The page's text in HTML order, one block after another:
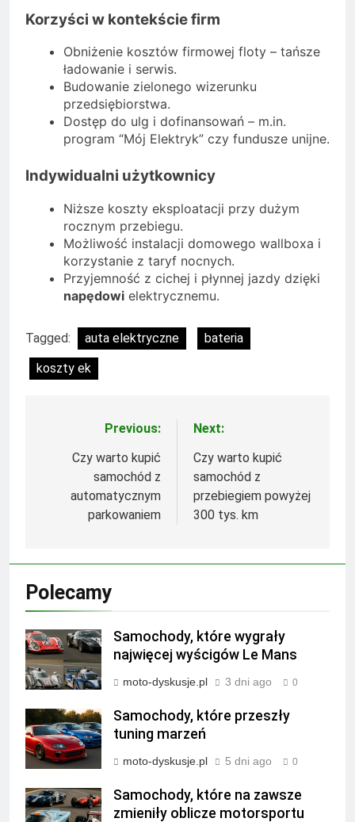
Korzyści w kontekście firm
Obniżenie kosztów firmowej floty – tańsze
ładowanie i serwis.
Budowanie zielonego wizerunku
przedsiębiorstwa.
Dostęp do ulg i dofinansowań – m.in.
program “Mój Elektryk” czy fundusze unijne.
Indywidualni użytkownicy
Niższe koszty eksploatacji przy dużym
rocznym przebiegu.
Możliwość instalacji domowego wallboxa i
korzystanie z taryf nocnych.
Przyjemność z cichej i płynnej jazdy dzięki
napędowi elektrycznemu.
Tagged: auta elektryczne
bateria
koszty ek
Nawigacja
wpisu
Previous:
Czy warto kupić
samochód z
automatycznym
parkowaniem
Next:
Czy warto kupić
samochód z
przebiegiem powyżej
300 tys. km
Polecamy
Samochody, które wygrały
najwięcej wyścigów Le Mans
moto-dyskusje.pl 3 dni ago 0
Samochody, które przeszły
tuning marzeń
moto-dyskusje.pl 5 dni ago 0
Samochody, które na zawsze
zmieniły oblicze motorsportu